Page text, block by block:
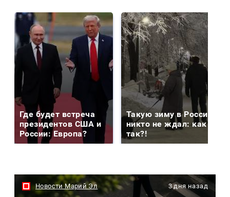
Где будет встреча
президентов США и
России: Европа?
Такую зиму в России
никто не ждал: как
так?!
Новости Марий Эл 3 дня назад